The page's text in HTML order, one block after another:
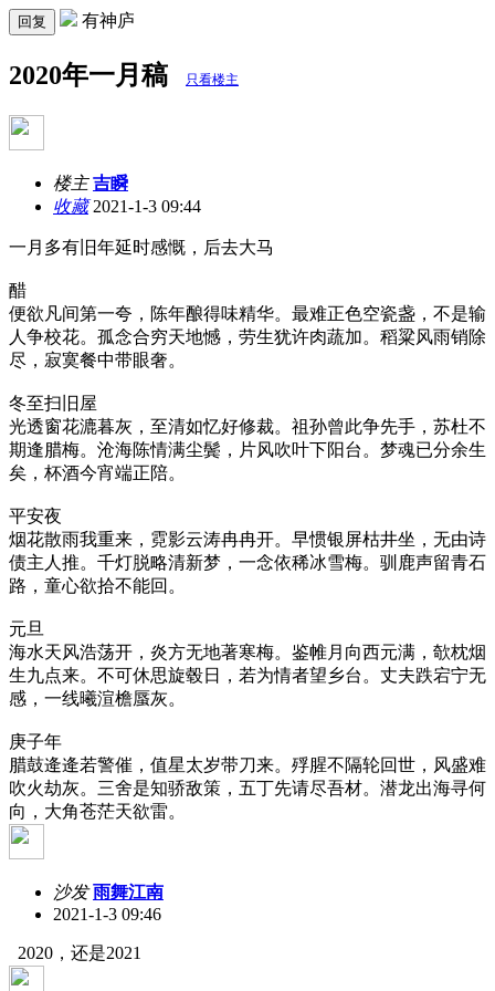
回复 有神庐
2020年一月稿 只看楼主
楼主 吉瞬
收藏2021-1-3 09:44
一月多有旧年延时感慨，后去大马
醋
便欲凡间第一夸，陈年酿得味精华。最难正色空瓷盏，不是输
人争校花。孤念合穷天地憾，劳生犹许肉蔬加。稻粱风雨销除
尽，寂寞餐中带眼奢。
冬至扫旧屋
光透窗花漉暮灰，至清如忆好修裁。祖孙曾此争先手，苏杜不
期逢腊梅。沧海陈情满尘鬓，片风吹叶下阳台。梦魂已分余生
矣，杯酒今宵端正陪。
平安夜
烟花散雨我重来，霓影云涛冉冉开。早惯银屏枯井坐，无由诗
债主人推。千灯脱略清新梦，一念依稀冰雪梅。驯鹿声留青石
路，童心欲拾不能回。
元旦
海水天风浩荡开，炎方无地著寒梅。鉴帷月向西元满，欹枕烟
生九点来。不可休思旋毂日，若为情者望乡台。丈夫跌宕宁无
感，一线曦渲檐蜃灰。
庚子年
腊鼓逄逄若警催，值星太岁带刀来。殍腥不隔轮回世，风盛难
吹火劫灰。三舍是知骄敌策，五丁先请尽吾材。潜龙出海寻何
向，大角苍茫天欲雷。
沙发 雨舞江南
2021-1-3 09:46
2020，还是2021